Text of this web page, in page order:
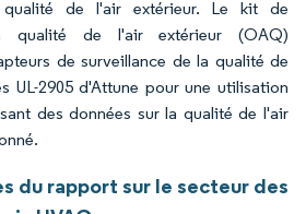
de l'air extérieur. Le kit de
qualité de l'air extérieur (OAQ)
de surveillance de la qualité de
UL-2905 d'Attune pour une utilisation
des données sur la qualité de l'air
du rapport sur le secteur des